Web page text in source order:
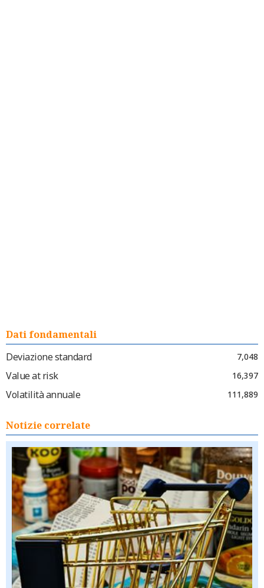
Dati fondamentali
Deviazione standard
7,048
Value at risk 16,397
Volatilità annuale 111,889
Notizie correlate